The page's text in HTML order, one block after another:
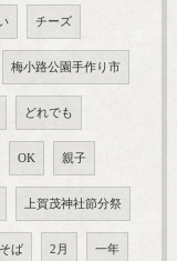
チーズ
梅小路公園手作り市
どれでも
OK 親子
上賀茂神社節分祭
ば 2月 一年